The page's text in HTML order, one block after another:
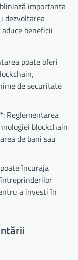
importanța
dezvoltarea
beneficii
poate oferi
de securitate
Reglementarea
blockchain
de bani sau
încuraja
a investi în